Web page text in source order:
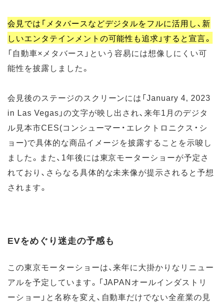
会見では「メタバースなどデジタルをフルに活用し、新
しいエンタテインメントの可能性も追求」すると宣言。
「自動車×メタバース」という容易には想像しにくい可
能性を披露しました。
会見後のステージのスクリーンには「January 4, 2023
in Las Vegas」の文字が映し出され、来年1月のデジタ
ル見本市CES(コンシューマー・エレクトロニクス・シ
ョー)で具体的な商品イメージを披露することを示唆し
ました。また、1年後には東京モーターショーが予定さ
れており、さらなる具体的な未来像が提示されると予想
されます。
EVをめぐり迷走の予感も
この東京モーターショーは、来年に大掛かりなリニュー
アルを予定しています。「JAPANオールインダストリ
ーショー」と名称を変え、自動車だけでない全産業の見